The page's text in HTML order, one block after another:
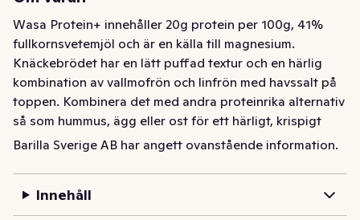
Wasa Protein+ innehåller 20g protein per 100g, 41%
fullkornsvetemjöl och är en källa till magnesium.
Knäckebrödet har en lätt puffad textur och en härlig
kombination av vallmofrön och linfrön med havssalt på
toppen. Kombinera det med andra proteinrika alternativ
så som hummus, ägg eller ost för ett härligt, krispigt
snack. Perfekt för att fylla på med energi innan träning
Barilla Sverige AB har angett ovanstående information.
Innehåll